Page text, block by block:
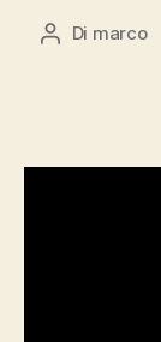
Autore
Di marco